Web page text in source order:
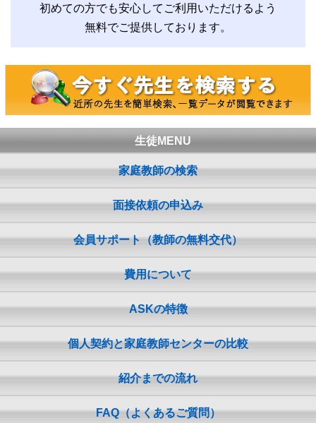
初めての方でも安心してご利用いただけるよう
無料でご提供しております。
生徒MENU
家庭教師の検索
面接依頼の申込み
会員サポート（教師の無料交代）
費用について
ASKの特徴
個人契約と家庭教師センターの比較
紹介までの流れ
FAQ（よくあるご質問）